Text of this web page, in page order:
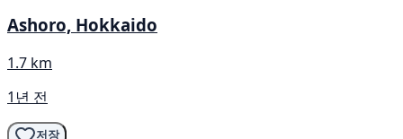
Ashoro, Hokkaido
1.7 km
1년 전
저장